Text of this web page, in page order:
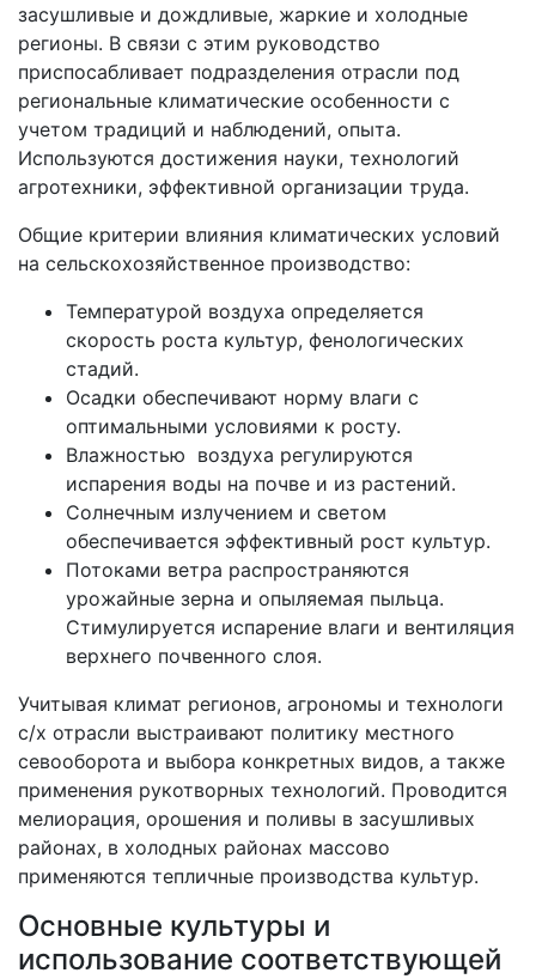
засушливые и дождливые, жаркие и холодные
регионы. В связи с этим руководство
приспосабливает подразделения отрасли под
региональные климатические особенности с
учетом традиций и наблюдений, опыта.
Используются достижения науки, технологий
агротехники, эффективной организации труда.
Общие критерии влияния климатических условий
на сельскохозяйственное производство:
Температурой воздуха определяется
скорость роста культур, фенологических
стадий.
Осадки обеспечивают норму влаги с
оптимальными условиями к росту.
Влажностью воздуха регулируются
испарения воды на почве и из растений.
Солнечным излучением и светом
обеспечивается эффективный рост культур.
Потоками ветра распространяются
урожайные зерна и опыляемая пыльца.
Стимулируется испарение влаги и вентиляция
верхнего почвенного слоя.
Учитывая климат регионов, агрономы и технологи
с/х отрасли выстраивают политику местного
севооборота и выбора конкретных видов, а также
применения рукотворных технологий. Проводится
мелиорация, орошения и поливы в засушливых
районах, в холодных районах массово
применяются тепличные производства культур.
Основные культуры и
использование соответствующей